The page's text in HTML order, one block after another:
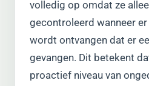
volledig op omdat ze
gecontroleerd wanneer
wordt ontvangen dat er
gevangen. Dit betekent
proactief niveau van